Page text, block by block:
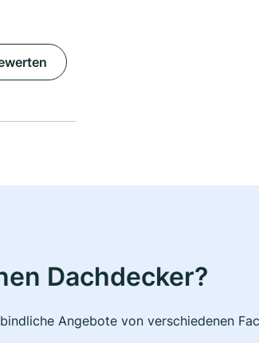
Dachdecker?
Angebote von verschiedenen